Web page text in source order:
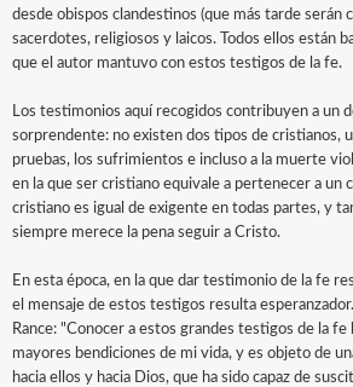
desde obispos clandestinos (que más tarde serán
sacerdotes, religiosos y laicos. Todos ellos están
que el autor mantuvo con estos testigos de la fe.
Los testimonios aquí recogidos contribuyen a un
sorprendente: no existen dos tipos de cristianos,
pruebas, los sufrimientos e incluso a la muerte
en la que ser cristiano equivale a pertenecer a un
cristiano es igual de exigente en todas partes, y
siempre merece la pena seguir a Cristo.
En esta época, en la que dar testimonio de la fe
el mensaje de estos testigos resulta
Rance: "Conocer a estos grandes testigos de la fe
mayores bendiciones de mi vida, y es objeto de
hacia ellos y hacia Dios, que ha sido capaz de